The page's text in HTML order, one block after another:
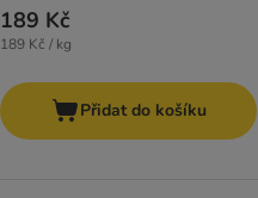
189 Kč
189 Kč / kg
Přidat do košíku